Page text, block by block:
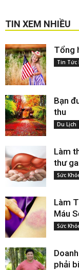
TIN XEM NHIỀU
Tổng
Tin Tức
Bạn
thu
Du Lịch
Làm
thư
Sức
Làm
Máu
Sức
phải